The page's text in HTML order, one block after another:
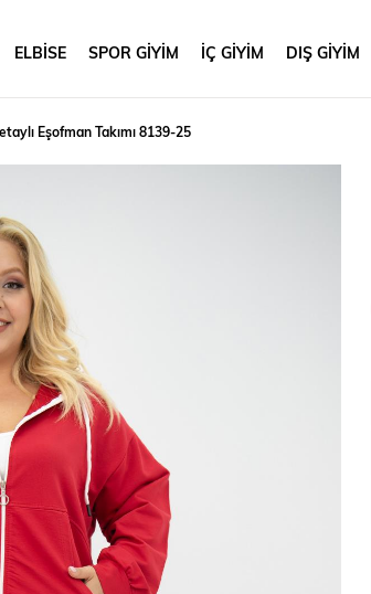
ELBİSE SPOR GİYİM İÇ GİYİM DIŞ GİYİM
Eşofman Takımı 8139-25